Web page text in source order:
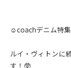
☺︎coachデニム特
ルイ・ヴィトンに
す！🥸